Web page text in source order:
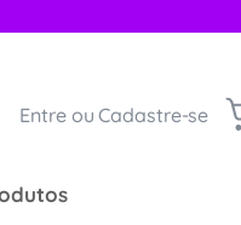
Entre ou Cadastre-se